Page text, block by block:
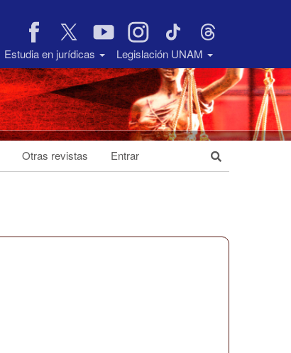
Estudia en jurídicas Legislación UNAM
Otras revistas Entrar